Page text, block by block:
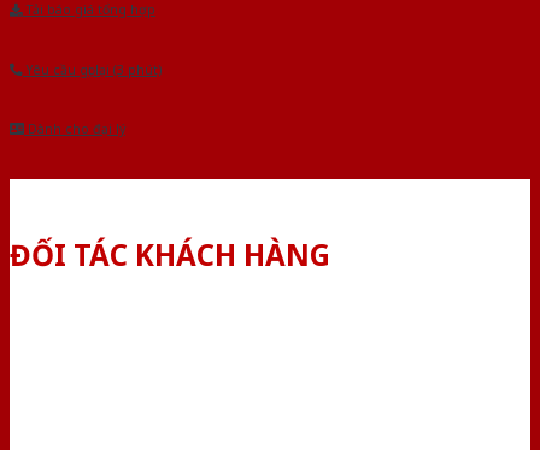
Tải báo giá tổng hợp
Yêu cầu gọi lại (3 phút)
Dành cho đại lý
ĐỐI TÁC KHÁCH HÀNG